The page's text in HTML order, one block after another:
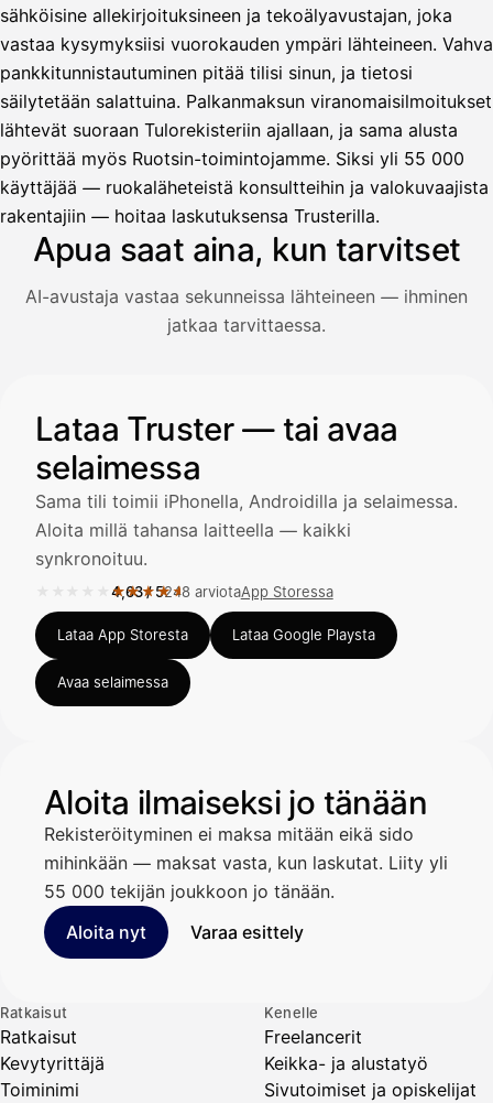
sähköisine allekirjoituksineen ja tekoälyavustajan, joka
vastaa kysymyksiisi vuorokauden ympäri lähteineen. Vahva
pankkitunnistautuminen pitää tilisi sinun, ja tietosi
säilytetään salattuina. Palkanmaksun viranomaisilmoitukset
lähtevät suoraan Tulorekisteriin ajallaan, ja sama alusta
pyörittää myös Ruotsin-toimintojamme. Siksi yli 55 000
käyttäjää — ruokaläheteistä konsultteihin ja valokuvaajista
rakentajiin — hoitaa laskutuksensa Trusterilla.
Apua saat aina, kun tarvitset
AI-avustaja vastaa sekunneissa lähteineen — ihminen
jatkaa tarvittaessa.
Avustaja
Hei! Miten voin auttaa?
Avaa Kuitit-välilehti ja valitse
Kirjoita viesti…
Lataa Truster — tai avaa
selaimessa
Sama tili toimii iPhonella, Androidilla ja selaimessa.
Aloita millä tahansa laitteella — kaikki
synkronoituu.
★★★★★
Arvosana 4,63 / 5 App Storessa, 248 arviota.
4,63/5248 arviotaApp Storessa
Lataa App Storesta Lataa Google Playsta
Avaa selaimessa
Aloita ilmaiseksi jo tänään
Rekisteröityminen ei maksa mitään eikä sido
mihinkään — maksat vasta, kun laskutat. Liity yli
55 000 tekijän joukkoon jo tänään.
Aloita nyt
Varaa esittely
Ratkaisut
Ratkaisut
Kevytyrittäjä
Toiminimi
Kenelle
Freelancerit
Keikka- ja alustatyö
Sivutoimiset ja opiskelijat